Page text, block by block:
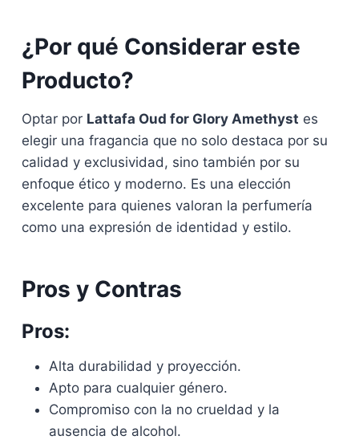
¿Por qué Considerar este
Producto?
Optar por Lattafa Oud for Glory Amethyst es
elegir una fragancia que no solo destaca por su
calidad y exclusividad, sino también por su
enfoque ético y moderno. Es una elección
excelente para quienes valoran la perfumería
como una expresión de identidad y estilo.
Pros y Contras
Pros:
Alta durabilidad y proyección.
Apto para cualquier género.
Compromiso con la no crueldad y la
ausencia de alcohol.